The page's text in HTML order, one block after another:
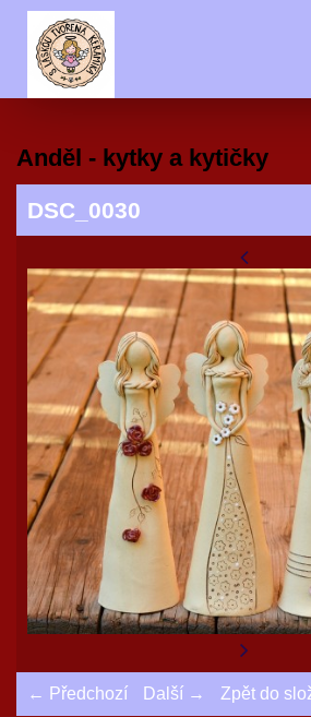
Anděl - kytky a kytičky
DSC_0030
← Předchozí Další → Zpět do